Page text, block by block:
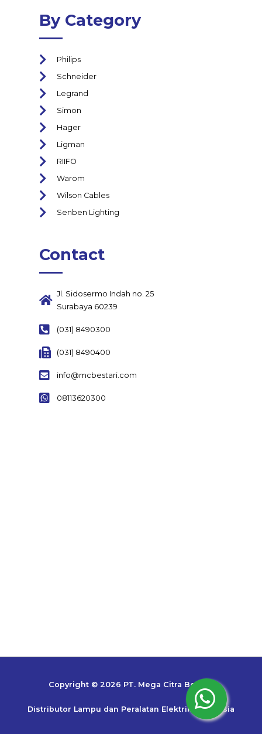
By Category
Philips
Schneider
Legrand
Simon
Hager
Ligman
RIIFO
Warom
Wilson Cables
Senben Lighting
Contact
Jl. Sidosermo Indah no. 25
Surabaya 60239
(031) 8490300
(031) 8490400
info@mcbestari.com
08113620300
Copyright © 2026 PT. Mega Citra Bestari
Distributor Lampu dan Peralatan Elektrik Indonesia